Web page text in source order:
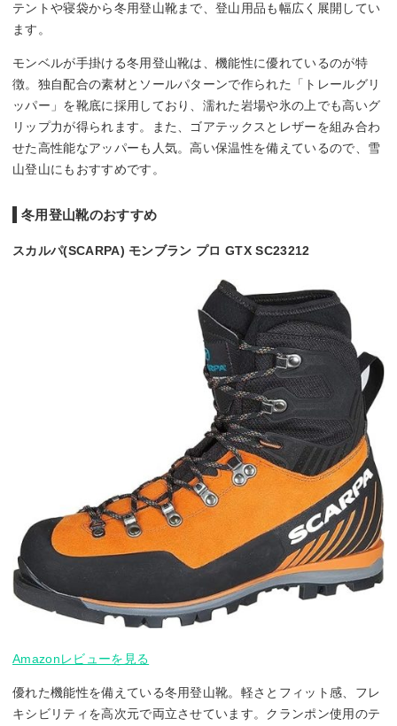
テントや寝袋から冬用登山靴まで、登山用品も幅広く展開してい
ます。
モンベルが手掛ける冬用登山靴は、機能性に優れているのが特
徴。独自配合の素材とソールパターンで作られた「トレールグリ
ッパー」を靴底に採用しており、濡れた岩場や氷の上でも高いグ
リップ力が得られます。また、ゴアテックスとレザーを組み合わ
せた高性能なアッパーも人気。高い保温性を備えているので、雪
山登山にもおすすめです。
冬用登山靴のおすすめ
スカルパ(SCARPA) モンブラン プロ GTX SC23212
Amazonレビューを見る
優れた機能性を備えている冬用登山靴。軽さとフィット感、フレ
キシビリティを高次元で両立させています。クランポン使用のテ